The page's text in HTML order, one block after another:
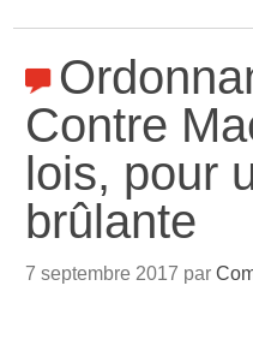
Contre
lois, pour
brûlante
7 septembre 2017 par